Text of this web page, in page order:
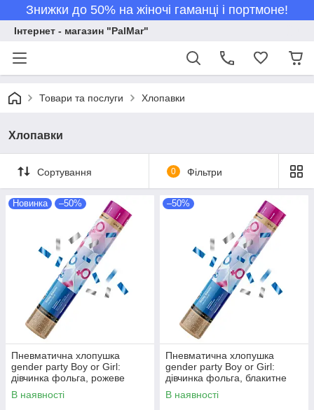
Знижки до 50% на жіночі гаманці і портмоне!
Інтернет - магазин "PalMar"
Товари та послуги Хлопавки
Хлопавки
Сортування 0 Фільтри
Новинка –50%
Пневматична хлопушка
gender party Boy or Girl:
дівчинка фольга, рожеве
конфетті Maxsem, 30 см
В наявності
–50%
Пневматична хлопушка
gender party Boy or Girl:
дівчинка фольга, блакитне
конфетті Maxsem, 30 см
В наявності